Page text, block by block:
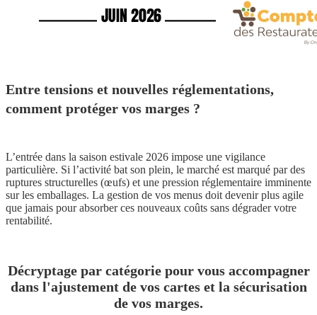
Entre tensions et nouvelles réglementations,
comment protéger vos marges ?
L’entrée dans la saison estivale 2026 impose une vigilance
particulière. Si l’activité bat son plein, le marché est marqué par des
ruptures structurelles (œufs) et une pression réglementaire imminente
sur les emballages. La gestion de vos menus doit devenir plus agile
que jamais pour absorber ces nouveaux coûts sans dégrader votre
rentabilité.
Décryptage par catégorie pour vous accompagner
dans l'ajustement de vos cartes et la sécurisation
de vos marges.